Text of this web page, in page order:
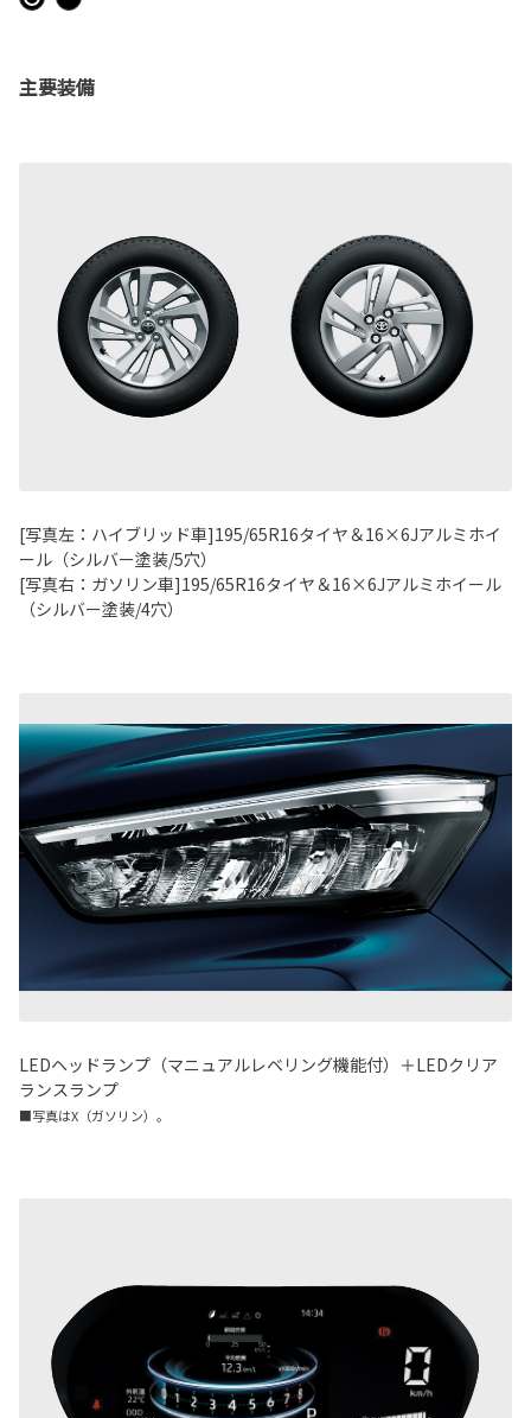
主要装備
[写真左：ハイブリッド車]195/65R16タイヤ＆16×6Jアルミホイ
ール（シルバー塗装/5穴）
[写真右：ガソリン車]195/65R16タイヤ＆16×6Jアルミホイール
（シルバー塗装/4穴）
LEDヘッドランプ（マニュアルレベリング機能付）＋LEDクリア
ランスランプ
■写真はX（ガソリン）。